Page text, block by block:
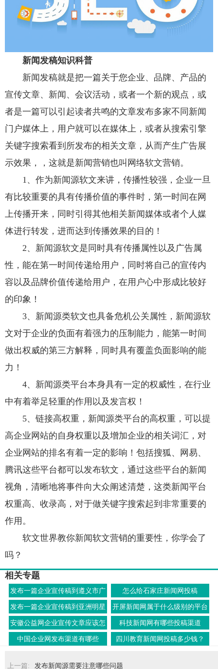
新闻发稿知识科普
新闻发稿就是把一篇关于您企业、品牌、产品的
宣传文章、新闻、会议活动，或者一个新的观点，或
者是一篇可以引起读者共鸣的文章发布多家不同新闻
门户媒体上，用户就可以在媒体上，或者从搜索引擎
关键字搜索看到所发布的相关文章，从而产生广告展
示效果，，这就是新闻营销也叫网络软文营销。
1、作为新闻源软文来讲，传播性较强，企业一旦
有比较重要的具有传播价值的事件时，第一时间在网
上传播开来，同时引得其他相关新闻媒体或者个人媒
体进行转发，进而达到传播效果的目的！
2、新闻源软文是同时具有传播属性以及广告属
性，能在第一时间传递给用户，同时将自己的宣传内
容以及品牌价值传递给用户，在用户心中形成比较好
的印象！
3、新闻源类软文也具备危机公关属性，新闻源软
文对于企业的负面有着强力的压制能力，能第一时间
做出权威的第三方解释，同时具有覆盖负面影响的能
力！
4、新闻源类平台本身具有一定的权威性，在行业
中有着举足轻重的作用以及发言权！
5、链接高权重，新闻源类平台的高权重，可以提
高企业网站的自身权重以及增加企业的相关词汇，对
企业网站的排名有着一定的影响！包括搜狐、网易、
腾讯这些平台都可以发布软文，通过这些平台的新闻
视角，清晰地将事件向大众阐述清楚，这类新闻平台
权重高、收录高，对于做关键字搜索起到非常重要的
作用。
软文世界教你新闻软文营销的重要性，你学会了
吗？
相关专题
发布一篇企业宣传稿到遵义市广
播电视台多少钱
怎么给石家庄新闻网投稿
发布一篇企业宣传稿到亚洲明星
网多少钱
开屏新闻网属于什么级别的平台
安徽公益网企业宣传文章应该怎
么写
科技新闻网有哪些投稿渠道
中国企业网发布渠道有哪些 四川教育新闻网投稿多少钱？
上一篇: 发布新闻源需要注意哪些问题